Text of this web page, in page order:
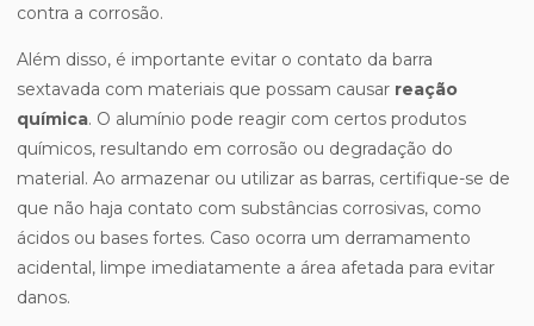
contra a corrosão.
Além disso, é importante evitar o contato da barra
sextavada com materiais que possam causar reação
química. O alumínio pode reagir com certos produtos
químicos, resultando em corrosão ou degradação do
material. Ao armazenar ou utilizar as barras, certifique-se de
que não haja contato com substâncias corrosivas, como
ácidos ou bases fortes. Caso ocorra um derramamento
acidental, limpe imediatamente a área afetada para evitar
danos.